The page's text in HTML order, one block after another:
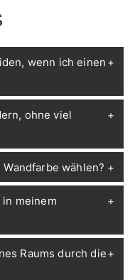
wenn ich einen
ohne viel
wählen?
meinem
Raums durch die